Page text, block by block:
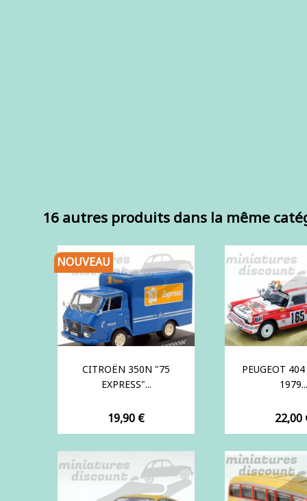
16 autres produits dans la même
CITROËN 350N "75
EXPRESS"...
Prix
19,90 €
NOUVEAU
PEUGEOT
1979...
Prix
22,00